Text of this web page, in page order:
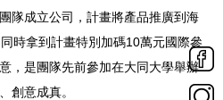
隊成立公司，計畫將產品推廣到海
時拿到計畫特別加碼10萬元國際參
，是團隊先前參加在大同大學舉辦
創意成真。